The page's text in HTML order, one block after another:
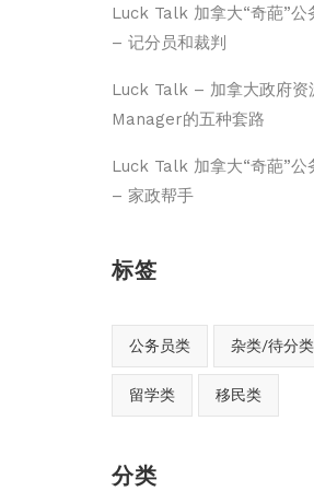
Luck Talk 加拿大“奇葩”公
– 记分员和裁判
Luck Talk – 加拿大政府资
Manager的五种套路
Luck Talk 加拿大“奇葩”公
– 家政帮手
标签
公务员类 杂类/待分类
留学类 移民类
分类